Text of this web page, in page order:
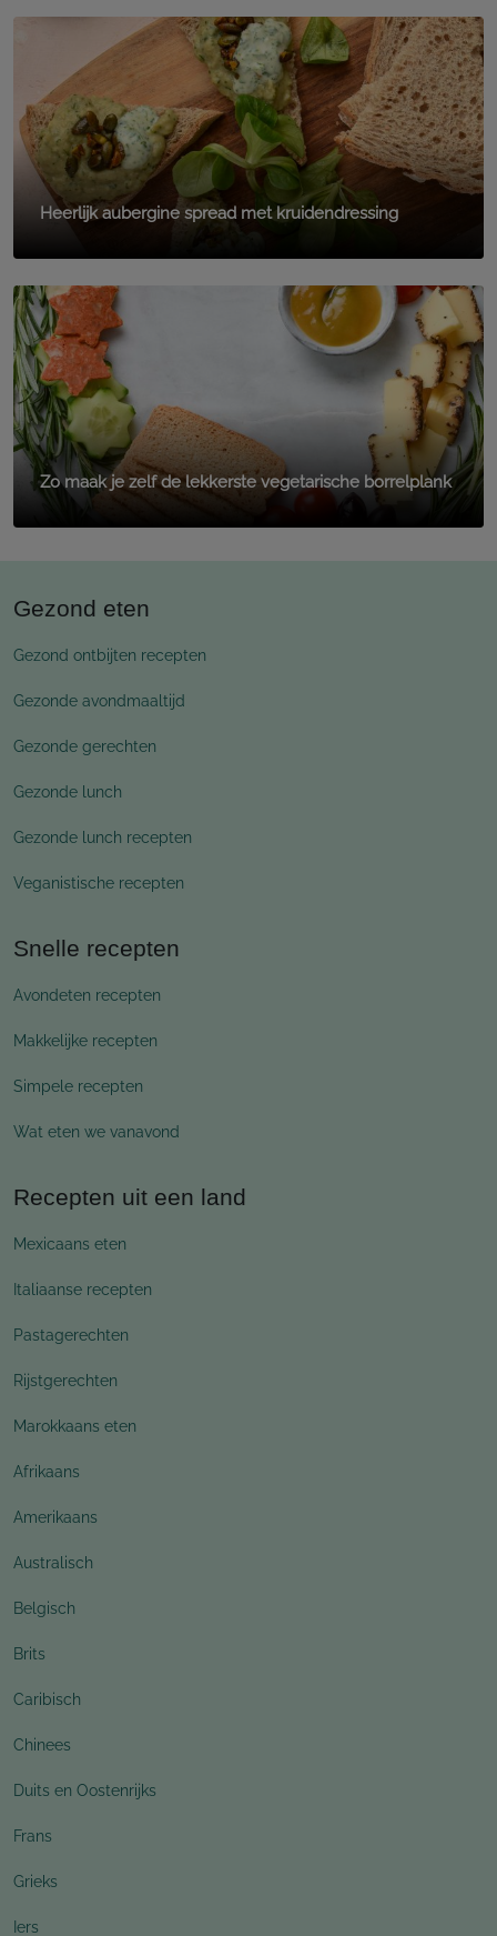
Heerlijk aubergine spread met kruidendressing
Zo maak je zelf de lekkerste vegetarische borrelplank
Gezond eten
Gezond ontbijten recepten
Gezonde avondmaaltijd
Gezonde gerechten
Gezonde lunch
Gezonde lunch recepten
Veganistische recepten
Snelle recepten
Avondeten recepten
Makkelijke recepten
Simpele recepten
Wat eten we vanavond
Recepten uit een land
Mexicaans eten
Italiaanse recepten
Pastagerechten
Rijstgerechten
Marokkaans eten
Afrikaans
Amerikaans
Australisch
Belgisch
Brits
Caribisch
Chinees
Duits en Oostenrijks
Frans
Grieks
Iers